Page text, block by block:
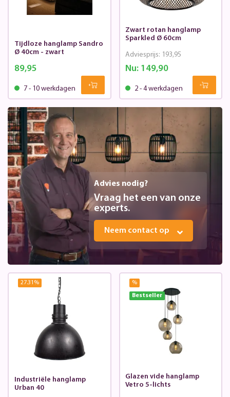
Tijdloze hanglamp Sandro
Ø 40cm - zwart
89,95
7 - 10 werkdagen
Zwart rotan hanglamp
Sparkled Ø 60cm
Nu: 149,90
Adviesprijs: 193,95
2 - 4 werkdagen
Advies nodig?
Vraag het een van onze
experts.
Neem contact op
27.31 %
Industriële hanglamp
Urban 40
%
Bestseller
Glazen vide hanglamp
Vetro 5-lichts